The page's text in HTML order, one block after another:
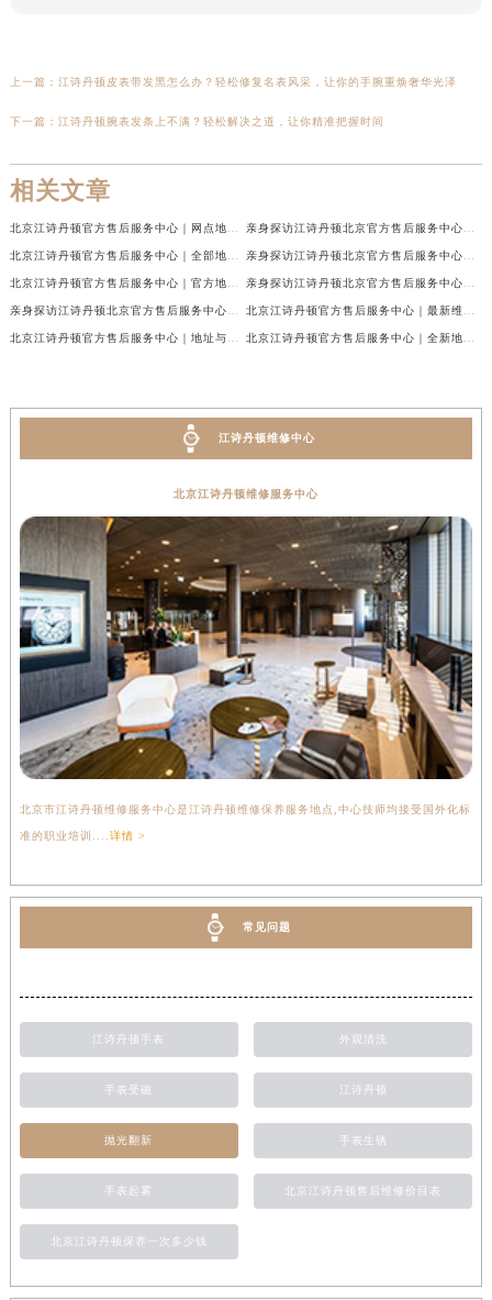
上一篇： 江诗丹顿皮表带发黑怎么办？轻松修复名表风采，让你的手腕重焕奢华光泽
下一篇： 江诗丹顿腕表发条上不满？轻松解决之道，让你精准把握时间
相关文章
江诗丹顿维修中心
北京江诗丹顿维修服务中心
北京市江诗丹顿维修服务中心是江诗丹顿维修保养服务地点,中心技师均接受国外化标
准的职业培训.... 详情 >
常见问题
江诗丹顿手表 外观清洗
手表受磁 江诗丹顿
抛光翻新 手表生锈
手表起雾 北京江诗丹顿售后维修价目表
北京江诗丹顿保养一次多少钱